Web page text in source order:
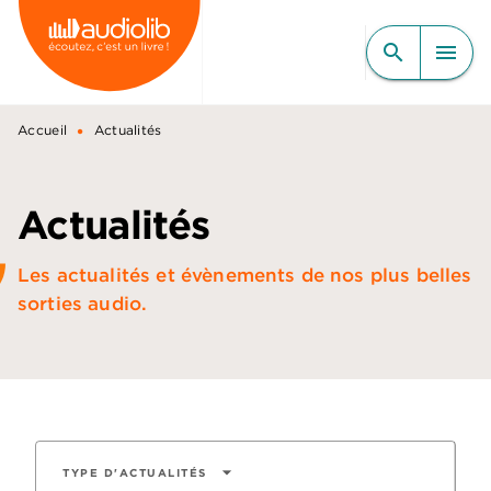
MENU RECHERCHE
CONTENU
PIED DE PAGE
search menu
Accueil • Actualités
Actualités
Les actualités et évènements de nos plus belles
sorties audio.
TYPE D'ACTUALITÉS arrow_drop_down